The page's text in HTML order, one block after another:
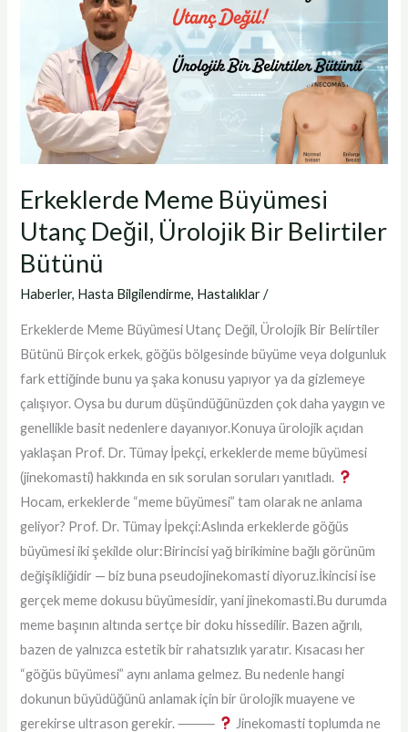
Erkeklerde Meme Büyümesi
Utanç Değil, Ürolojik Bir Belirtiler
Bütünü
Haberler, Hasta Bilgilendirme, Hastalıklar/
Erkeklerde Meme Büyümesi Utanç Değil, Ürolojik Bir Belirtiler
Bütünü Birçok erkek, göğüs bölgesinde büyüme veya dolgunluk
fark ettiğinde bunu ya şaka konusu yapıyor ya da gizlemeye
çalışıyor. Oysa bu durum düşündüğünüzden çok daha yaygın ve
genellikle basit nedenlere dayanıyor.Konuya ürolojik açıdan
yaklaşan Prof. Dr. Tümay İpekçi, erkeklerde meme büyümesi
(jinekomasti) hakkında en sık sorulan soruları yanıtladı.
Hocam, erkeklerde “meme büyümesi” tam olarak ne anlama
geliyor? Prof. Dr. Tümay İpekçi:Aslında erkeklerde göğüs
büyümesi iki şekilde olur:Birincisi yağ birikimine bağlı görünüm
değişikliğidir — biz buna pseudojinekomasti diyoruz.İkincisi ise
gerçek meme dokusu büyümesidir, yani jinekomasti.Bu durumda
meme başının altında sertçe bir doku hissedilir. Bazen ağrılı,
bazen de yalnızca estetik bir rahatsızlık yaratır. Kısacası her
“göğüs büyümesi” aynı anlama gelmez. Bu nedenle hangi
dokunun büyüdüğünü anlamak için bir ürolojik muayene ve
gerekirse ultrason gerekir. ⸻
Jinekomasti toplumda ne
Değil,
Ürolojik
Bir
Belirtiler
Bütünü